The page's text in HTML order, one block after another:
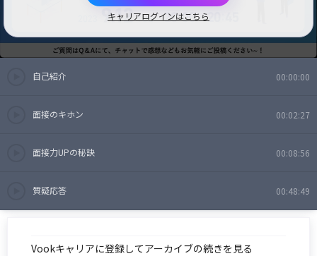
自己紹介 00:00:00
面接のキホン 00:02:27
面接力UPの秘訣 00:08:56
質疑応答 00:48:49
キャリアログインはこちら
Vookキャリアに登録してアーカイブの続きを見る